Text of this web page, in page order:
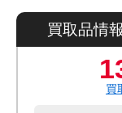
買取品情
買